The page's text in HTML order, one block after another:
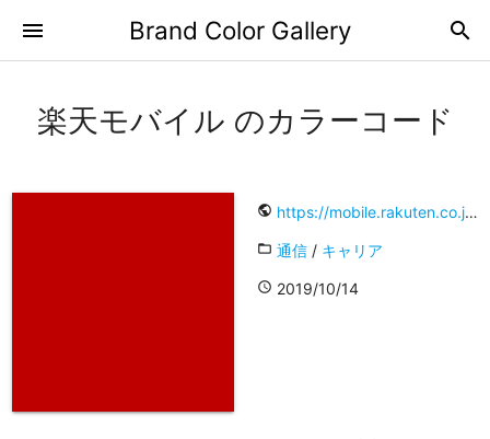
Brand Color Gallery search
menu
楽天モバイル のカラーコード
public https://mobile.rakuten.co.jp/
folder_open 通信 / キャリア
access_time 2019/10/14